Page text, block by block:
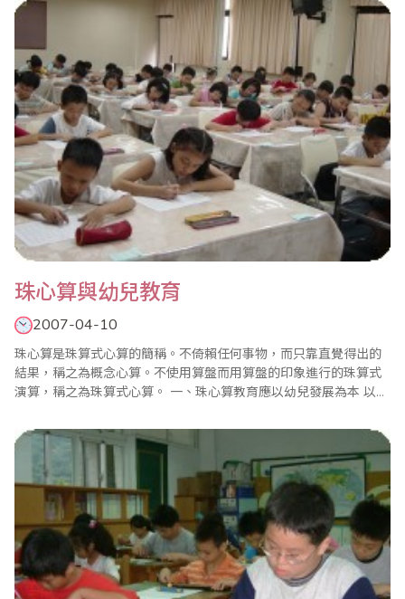
前，全面實施應試教育向素質教育轉軌，而“啟智與樂趣教育”正是
變應試教育為素質教育的一種現..
珠心算與幼兒教育
2007-04-10
珠心算是珠算式心算的簡稱。不倚賴任何事物，而只靠直覺得出的
結果，稱之為概念心算。不使用算盤而用算盤的印象進行的珠算式
演算，稱之為珠算式心算。 一、珠心算教育應以幼兒發展為本 以幼
性，這是幼兒教育理念所必須依據的指導思想。幼兒的年齡特點決
定了他們的認知規律、思惟特點、發展過程不同於成人。皮亞杰的
認知理論告訴..